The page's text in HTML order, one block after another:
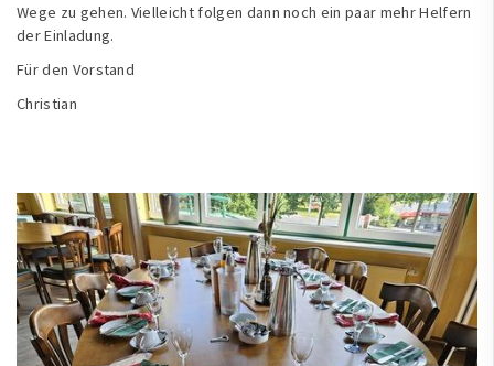
Wege zu gehen. Vielleicht folgen dann noch ein paar mehr Helfern
der Einladung.
Für den Vorstand
Christian